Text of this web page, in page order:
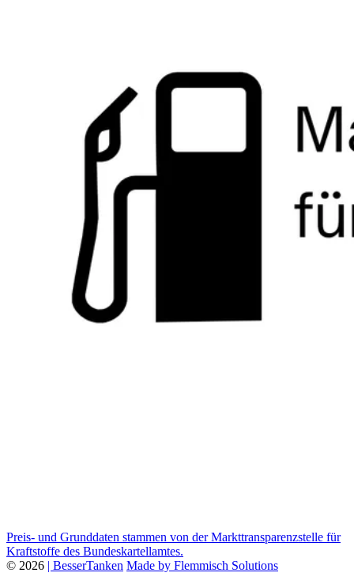
Preis- und Grunddaten stammen von der Markttransparenzstelle für
Kraftstoffe des Bundeskartellamtes.
© 2026 | BesserTanken Made by Flemmisch Solutions